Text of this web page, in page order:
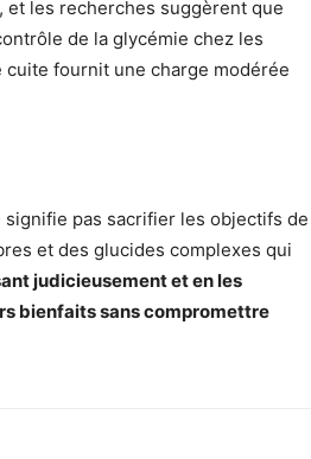
et les recherches suggèrent que
de la glycémie chez les
fournit une charge modérée
pas sacrifier les objectifs de
et des glucides complexes qui
judicieusement et en les
bienfaits sans compromettre